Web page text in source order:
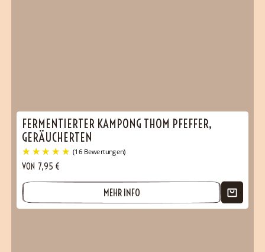
FERMENTIERTER KAMPONG THOM PFEFFER,
GERÄUCHERTEN
VON 7,95 €
MEHR INFO